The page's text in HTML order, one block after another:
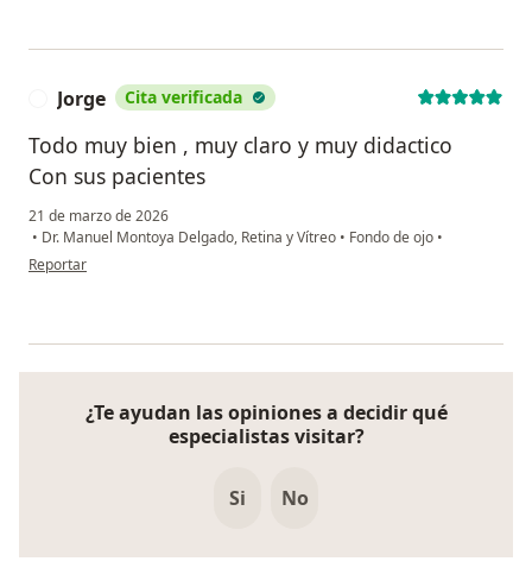
Jorge Cita verificada
Todo muy bien , muy claro y muy didactico
Con sus pacientes
21 de marzo de 2026
• Dr. Manuel Montoya Delgado, Retina y Vítreo • Fondo de ojo •
en opinión del usuario Jorge
Reportar
¿Te ayudan las opiniones a decidir qué
especialistas visitar?
Si No